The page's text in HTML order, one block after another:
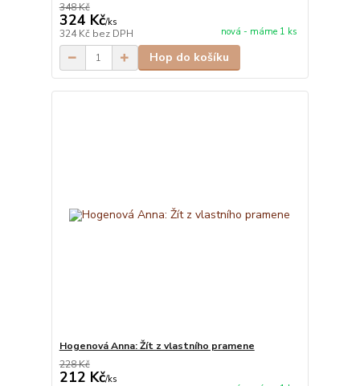
348 Kč
324 Kč/ks
324 Kč bez DPH nová - máme 1 ks
Hop do košíku
Hogenová Anna: Žít z vlastního pramene
228 Kč
212 Kč/ks